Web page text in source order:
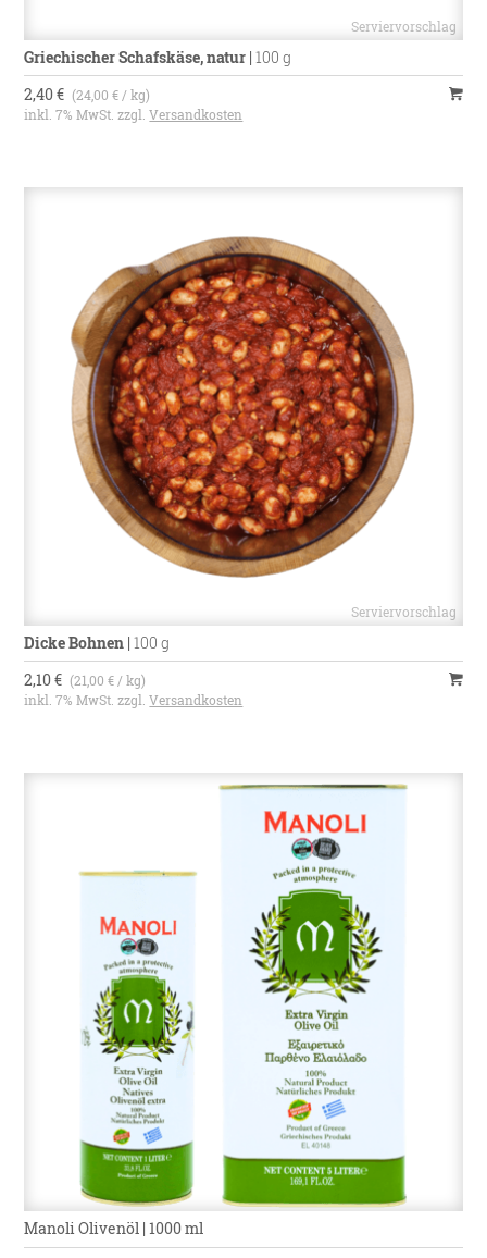
Griechischer Schafskäse, natur |100 g
2,40 € (24,00 € / kg)
inkl. 7% MwSt. zzgl.Versandkosten
Dicke Bohnen |100 g
2,10 € (21,00 € / kg)
inkl. 7% MwSt. zzgl.Versandkosten
Manoli Olivenöl | 1000 ml